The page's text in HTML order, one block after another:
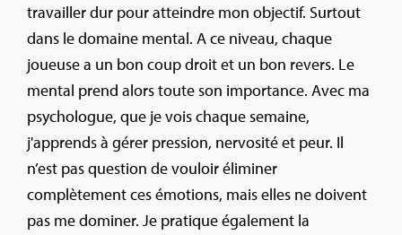
travailler dur pour atteindre mon objectif. Surtout
dans le domaine mental. A ce niveau, chaque
joueuse a un bon coup droit et un bon revers. Le
mental prend alors toute son importance. Avec ma
psychologue, que je vois chaque semaine,
j'apprends à gérer pression, nervosité et peur. Il
n’est pas question de vouloir éliminer
complètement ces émotions, mais elles ne doivent
pas me dominer. Je pratique également la